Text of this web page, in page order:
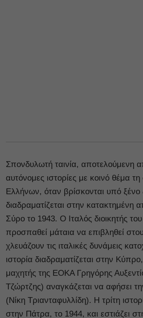
Σπονδυλωτή ταινία, αποτελούμενη
αυτόνομες ιστορίες με κοινό θέμα
Ελλήνων, όταν βρίσκονται υπό
διαδραματίζεται στην κατακτημένη
Σύρο το 1943. Ο Ιταλός διοικητής
προσπαθεί μάταια να επιβληθεί
χλευάζουν τις ιταλικές δυνάμεις
ιστορία διαδραματίζεται στην
μαχητής της ΕΟΚΑ Γρηγόρης
Τζώρτζης) αναγκάζεται να αφήσει
(Νίκη Τριανταφυλλίδη). Η τρίτη
στην Πάτρα, το 1944, και εστιάζει